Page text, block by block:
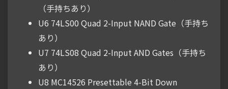
（手持ちあり）
U6 74LS00 Quad 2-Input NAND Gate（手持ち
あり）
U7 74LS08 Quad 2-Input AND Gates（手持ち
あり）
U8 MC14526 Presettable 4-Bit Down